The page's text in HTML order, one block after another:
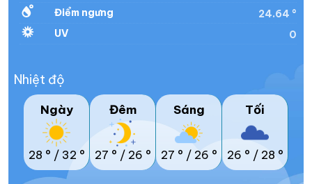
Điểm ngưng
24.64 °
UV
0
Nhiệt độ
Ngày
28 ° / 32 °
Đêm
27 ° / 26 °
Sáng
27 ° / 26 °
Tối
26 ° / 28 °